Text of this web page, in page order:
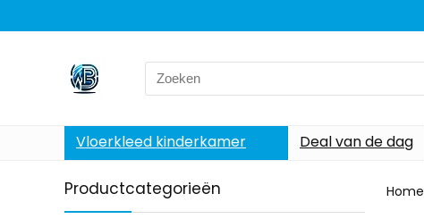
Search
for:
Vloerkleed kinderkamer Deal van de dag
Productcategorieën Home